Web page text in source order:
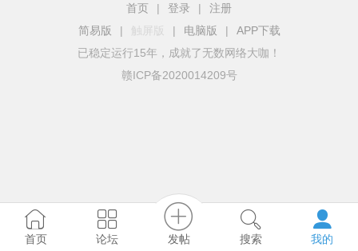
首页 | 登录 |
注册
简易版
| 触屏版 | 电脑版 |
APP下载
已稳定运行15年，成就了无数网络大咖！
赣ICP备2020014209号
首页 论坛 发帖 搜索 我的